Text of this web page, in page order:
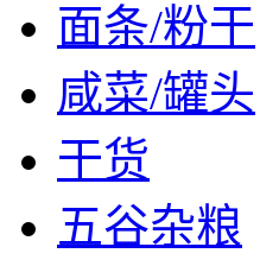
面条/粉干
咸菜/罐头
干货
五谷杂粮